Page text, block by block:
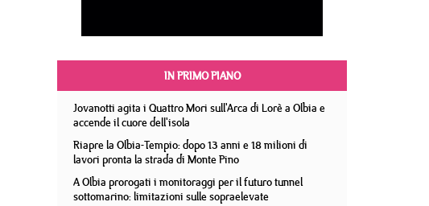
IN PRIMO PIANO
Jovanotti agita i Quattro Mori sull'Arca di Lorè a Olbia e
accende il cuore dell'isola
Riapre la Olbia-Tempio: dopo 13 anni e 18 milioni di
lavori pronta la strada di Monte Pino
A Olbia prorogati i monitoraggi per il futuro tunnel
sottomarino: limitazioni sulle sopraelevate